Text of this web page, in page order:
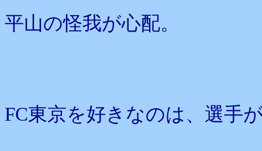
平山の怪我が心配。
FC東京を好きなのは、選手